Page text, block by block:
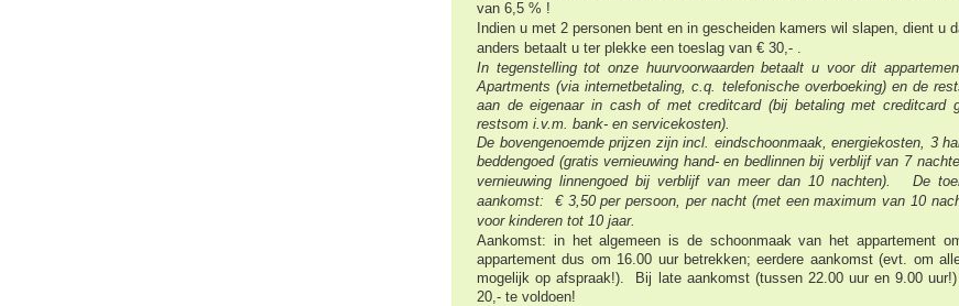
van 6,5 % !
Indien u met 2 personen bent en in gescheiden kamers wil slapen, dient u
anders betaalt u ter plekke een toeslag van € 30,- .
In tegenstelling tot onze huurvoorwaarden betaalt u voor dit
Apartments (via internetbetaling, c.q. telefonische overboeking) en de
aan de eigenaar in cash of met creditcard (bij betaling met creditcard
restsom i.v.m. bank- en servicekosten).
De bovengenoemde prijzen zijn incl. eindschoonmaak, energiekosten, 3
beddengoed (gratis vernieuwing hand- en bedlinnen bij verblijf van 7
vernieuwing linnengoed bij verblijf van meer dan 10 nachten). De
aankomst: € 3,50 per persoon, per nacht (met een maximum van 10
voor kinderen tot 10 jaar.
Aankomst: in het algemeen is de schoonmaak van het appartement
appartement dus om 16.00 uur betrekken; eerdere aankomst (evt. om
mogelijk op afspraak!).
Bij late aankomst (tussen 22.00 uur en 9.00
20,- te voldoen!